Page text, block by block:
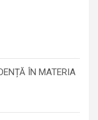
ÎN MATERIA